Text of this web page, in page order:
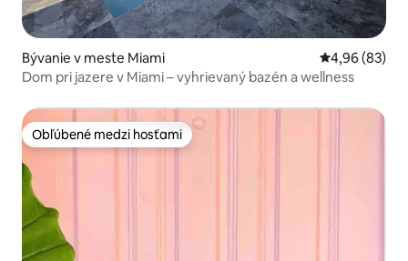
Bývanie v meste Miami Priemerné
4,96 (83)
Dom pri jazere v Miami – vyhrievaný bazén a wellness
Obľúbené medzi hosťami
Obľúbené medzi hosťami